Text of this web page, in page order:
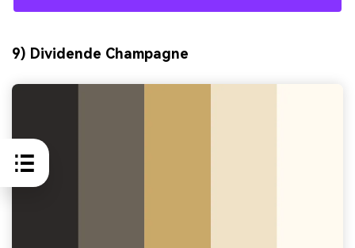
9) Dividende Champagne